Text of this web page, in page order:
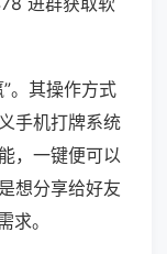
。其操作方式
手机打牌系统
，一键便可以
想分享给好友
求。